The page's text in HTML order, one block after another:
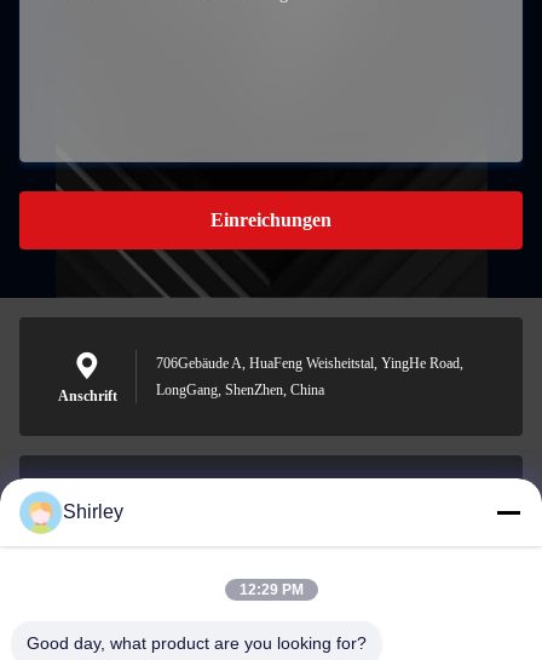
Einreichungen
Anschrift
706Gebäude A, HuaFeng Weisheitstal, YingHe Road,
LongGang, ShenZhen, China
E-Mail-Adresse
0086-18148506772
Shirley
12:29 PM
Good day, what product are you looking for?